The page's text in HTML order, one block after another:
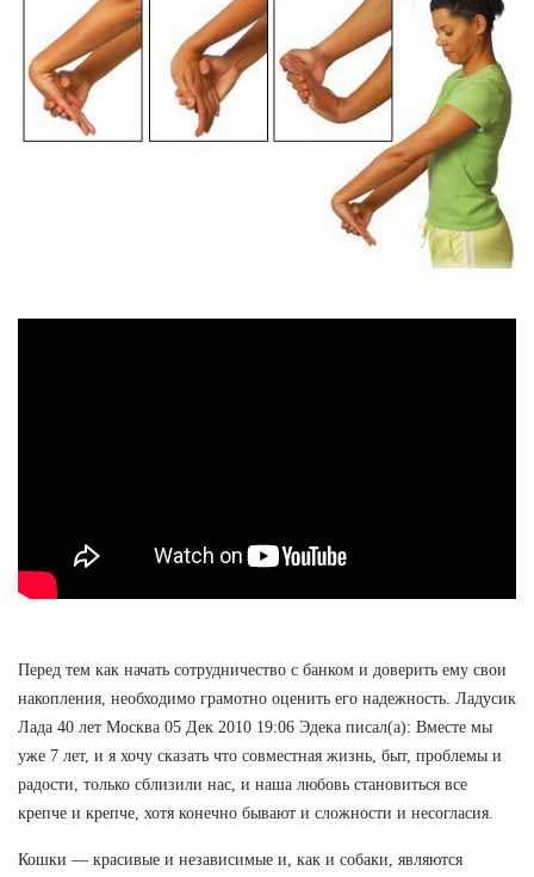
Перед тем как начать сотрудничество с банком и доверить ему свои
накопления, необходимо грамотно оценить его надежность. Ладусик
Лада 40 лет Москва 05 Дек 2010 19:06 Эдека писал(а): Вместе мы
уже 7 лет, и я хочу сказать что совместная жизнь, быт, проблемы и
радости, только сблизили нас, и наша любовь становиться все
крепче и крепче, хотя конечно бывают и сложности и несогласия.
Кошки — красивые и независимые и, как и собаки, являются